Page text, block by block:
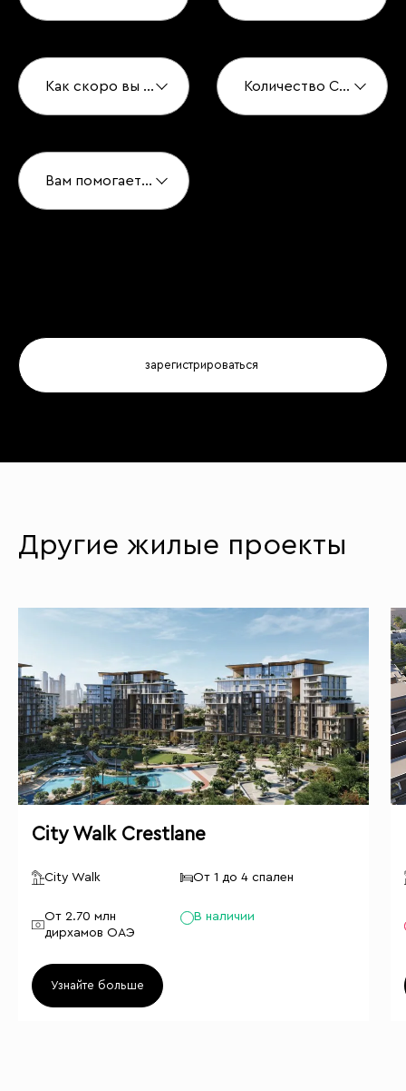
Как скоро вы хотите купить?* Количество Спален*
Вам помогает агент по недвижимости?*
Другие жилые проекты
City Walk Crestlane
City Walk От 1 до 4 спален
От 2.70 млн
дирхамов ОАЭ
В наличии
Узнайте больше